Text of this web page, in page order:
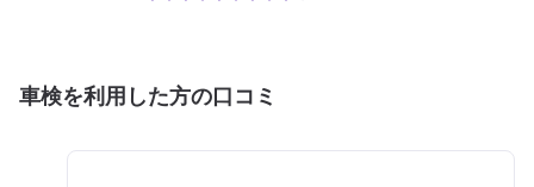
車検を利用した方の口コミ